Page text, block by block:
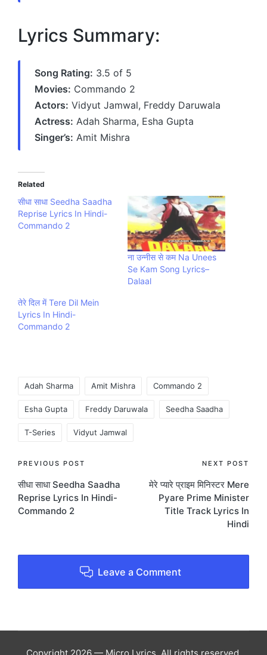
Lyrics Summary:
Song Rating: 3.5 of 5
Movies: Commando 2
Actors: Vidyut Jamwal, Freddy Daruwala
Actress: Adah Sharma, Esha Gupta
Singer’s: Amit Mishra
Related
सीधा साधा Seedha Saadha
Reprise Lyrics In Hindi-
Commando 2
ना उन्नीस से कम Na Unees
Se Kam Song Lyrics–
Dalaal
तेरे दिल में Tere Dil Mein
Lyrics In Hindi-
Commando 2
Adah Sharma Amit Mishra Commando 2
Esha Gupta Freddy Daruwala Seedha Saadha
T-Series Vidyut Jamwal
Post
navigation
PREVIOUS POST
सीधा साधा Seedha Saadha
Reprise Lyrics In Hindi-
Commando 2
NEXT POST
मेरे प्यारे प्राइम मिनिस्टर Mere
Pyare Prime Minister
Title Track Lyrics In
Hindi
Leave a Comment